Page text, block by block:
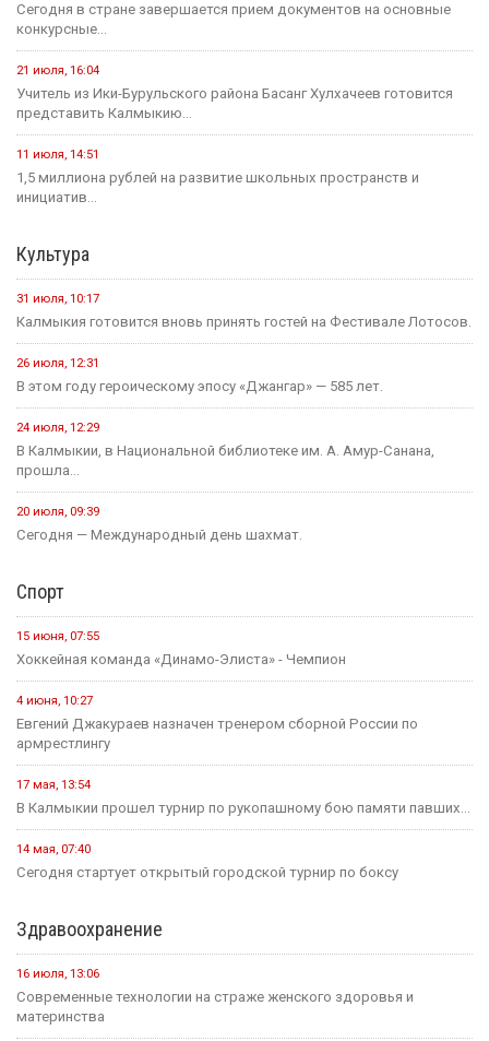
Сегодня в стране завершается прием документов на основные
конкурсные...
21 июля, 16:04
Учитель из Ики-Бурульского района Басанг Хулхачеев готовится
представить Калмыкию...
11 июля, 14:51
1,5 миллиона рублей на развитие школьных пространств и
инициатив...
Культура
31 июля, 10:17
Калмыкия готовится вновь принять гостей на Фестивале Лотосов.
26 июля, 12:31
В этом году героическому эпосу «Джангар» — 585 лет.
24 июля, 12:29
В Калмыкии, в Национальной библиотеке им. А. Амур-Санана,
прошла...
20 июля, 09:39
Сегодня — Международный день шахмат.
Спорт
15 июня, 07:55
Хоккейная команда «Динамо-Элиста» - Чемпион
4 июня, 10:27
Евгений Джакураев назначен тренером сборной России по
армрестлингу
17 мая, 13:54
В Калмыкии прошел турнир по рукопашному бою памяти павших...
14 мая, 07:40
Сегодня стартует открытый городской турнир по боксу
Здравоохранение
16 июля, 13:06
Современные технологии на страже женского здоровья и
материнства